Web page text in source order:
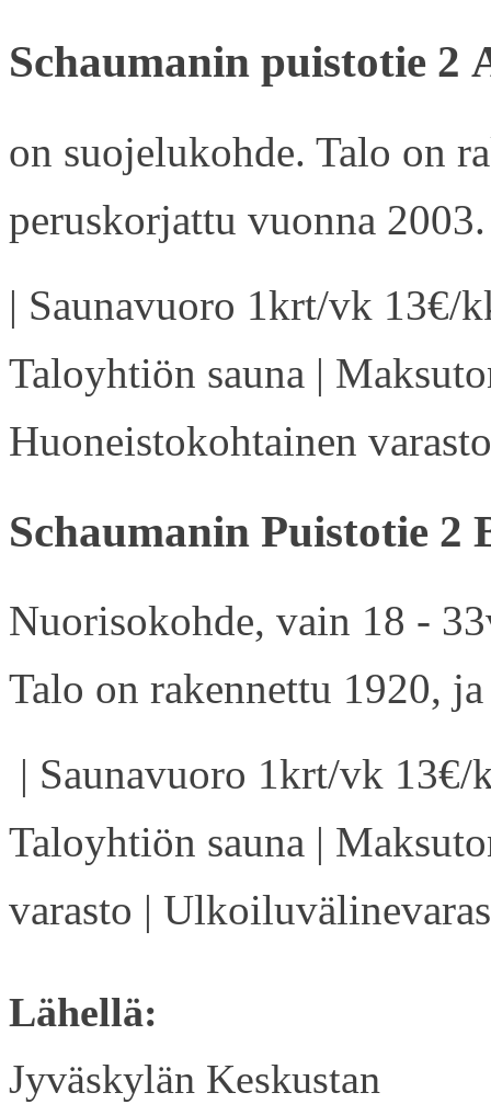
Schaumanin puistotie 2
on suojelukohde. Talo on
peruskorjattu vuonna 2003.
| Saunavuoro 1krt/vk 13€/
Taloyhtiön sauna |
Huoneistokohtainen
Schaumanin Puistotie 2
Nuorisokohde, vain 18 -
Talo on rakennettu 1920,
| Saunavuoro 1krt/vk
Taloyhtiön sauna |
varasto |
Lähellä:
Jyväskylän Keskustan